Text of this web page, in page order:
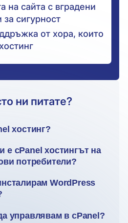
на сайта с вградени
сигурност
от хора, които
ни питате?
хостинг?
е cPanel хостингът на
потребители?
WordPress
управлявам в cPanel?